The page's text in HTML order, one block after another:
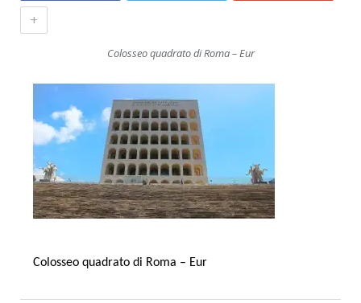
+
Colosseo quadrato di Roma – Eur
Colosseo quadrato di Roma – Eur